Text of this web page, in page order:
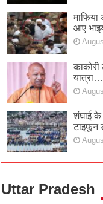
आए
यात्रा…
शंघाई के
टाइफून
Uttar Pradesh